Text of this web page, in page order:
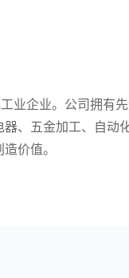
业企业。公司拥有先
、五金加工、自动
价值。